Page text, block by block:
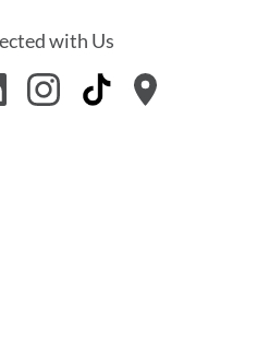
with Us